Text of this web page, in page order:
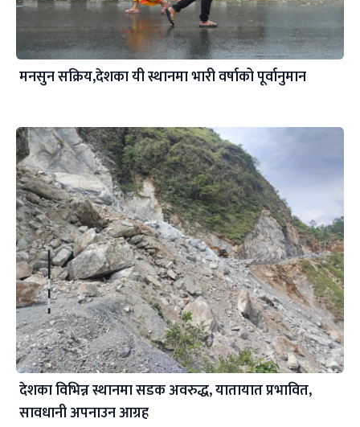
मनसुन सक्रिय,देशका यी स्थानमा भारी वर्षाको पूर्वानुमान
देशका विभिन्न स्थानमा सडक अवरुद्ध, यातायात प्रभावित,
सावधानी अपनाउन आग्रह